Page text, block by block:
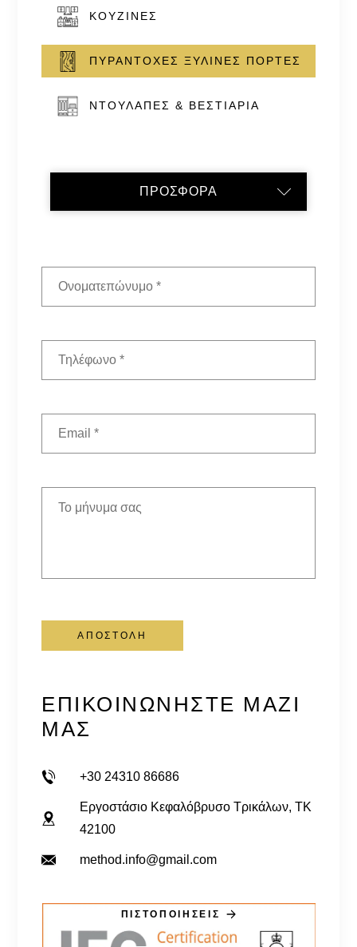
ΚΟΥΖΊΝΕΣ
ΠΥΡΆΝΤΟΧΕΣ ΞΎΛΙΝΕΣ ΠΌΡΤΕΣ
ΝΤΟΥΛΆΠΕΣ & ΒΕΣΤΙΆΡΙΑ
ΠΡΟΣΦΟΡΑ
ΕΠΙΚΟΙΝΩΝΉΣΤΕ ΜΑΖΊ
ΜΑΣ
+30 24310 86686
Εργοστάσιο Κεφαλόβρυσο Τρικάλων, TK
42100
method.info@gmail.com
ΠΙΣΤΟΠΟΙΗΣΕΙΣ